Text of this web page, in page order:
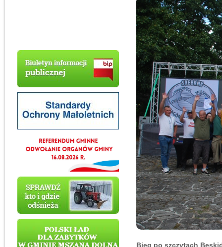
Bieg po szczytach